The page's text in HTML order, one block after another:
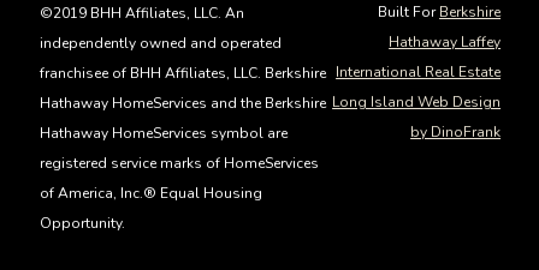
©2019 BHH Affiliates, LLC. An
independently owned and operated
franchisee of BHH Affiliates, LLC. Berkshire
Hathaway HomeServices and the Berkshire
Hathaway HomeServices symbol are
registered service marks of HomeServices
of America, Inc.® Equal Housing
Opportunity.
Built ForBerkshire
Hathaway Laffey
International Real Estate
Long Island Web Design
by DinoFrank